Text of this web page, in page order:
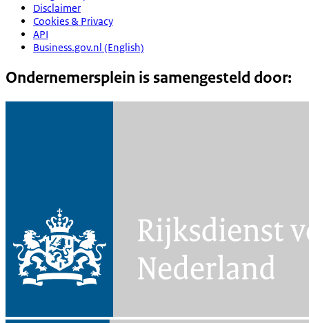
Disclaimer
Cookies & Privacy
API
Business.gov.nl (English)
Ondernemersplein is samengesteld door: